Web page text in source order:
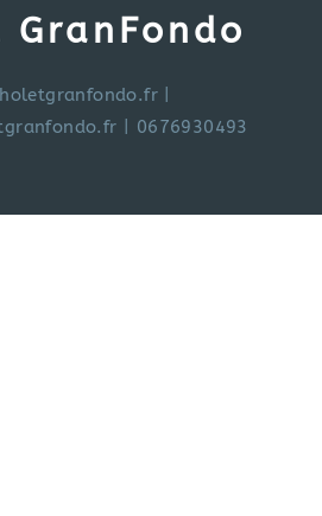
GranFondo
| 0676930493